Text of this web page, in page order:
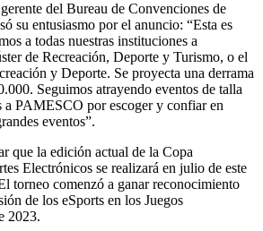
del Bureau de Convenciones de
su entusiasmo por el anuncio: “Esta es
a todas nuestras instituciones a
de Recreación, Deporte y Turismo, o el
y Deporte. Se proyecta una derrama
Seguimos atrayendo eventos de talla
a PAMESCO por escoger y confiar en
eventos”.
que la edición actual de la Copa
Electrónicos se realizará en julio de este
torneo comenzó a ganar reconocimiento
de los eSports en los Juegos
2023.